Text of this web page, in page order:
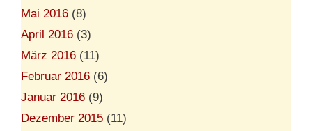
Mai 2016 (8)
April 2016 (3)
März 2016 (11)
Februar 2016 (6)
Januar 2016 (9)
Dezember 2015 (11)